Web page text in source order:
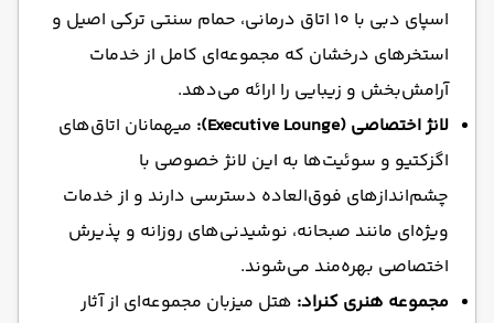
اسپای دبی با ۱۰ اتاق درمانی، حمام سنتی ترکی اصیل و
استخرهای درخشان که مجموعه‌ای کامل از خدمات
آرامش‌بخش و زیبایی را ارائه می‌دهد.
لانژ اختصاصی (Executive Lounge):
میهمانان اتاق‌های
اگزکتیو و سوئیت‌ها به این لانژ خصوصی با
چشم‌اندازهای فوق‌العاده دسترسی دارند و از خدمات
ویژه‌ای مانند صبحانه، نوشیدنی‌های روزانه و پذیرش
اختصاصی بهره‌مند می‌شوند.
مجموعه هنری کنراد: هتل میزبان مجموعه‌ای از آثار